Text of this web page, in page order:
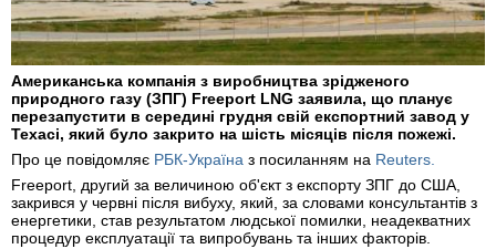
Американська компанія з виробництва зрідженого
природного газу (ЗПГ) Freeport LNG заявила, що планує
перезапустити в середині грудня свій експортний завод у
Техасі, який було закрито на шість місяців після пожежі.
Про це повідомляє РБК-Україна з посиланням на Reuters.
Freeport, другий за величиною об'єкт з експорту ЗПГ до США,
закрився у червні після вибуху, який, за словами консультантів з
енергетики, став результатом людської помилки, неадекватних
процедур експлуатації та випробувань та інших факторів.